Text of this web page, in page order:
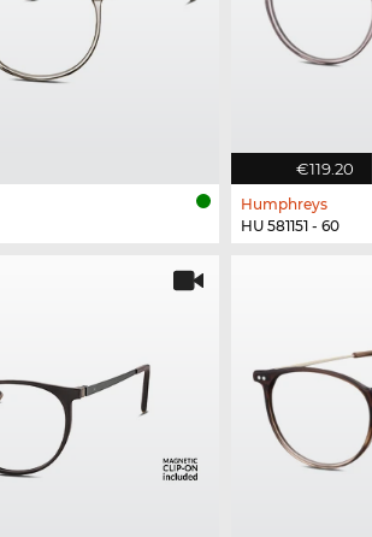
€119.20
Humphreys
HU 581151 - 60